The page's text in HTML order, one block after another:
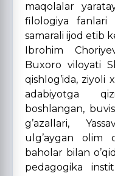
maqolalar
filologiya fanlari
samarali ijod etib
Ibrohim
Buxoro viloyati
qishlog’ida, ziyoli
adabiyotga
boshlangan,
g’azallari,
ulg’aygan olim
baholar bilan
pedagogika